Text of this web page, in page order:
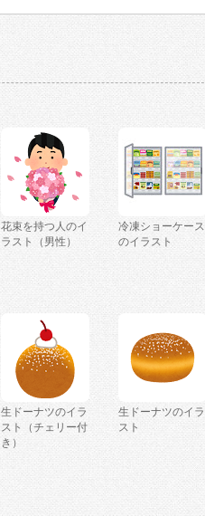
花束を持つ人のイ
ラスト（男性）
冷凍ショーケース
のイラスト
生ドーナツのイラ
スト（チェリー付
き）
生ドーナツのイラ
スト